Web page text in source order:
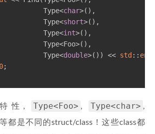
Type<
char>(),
Type<
short>(),
Type<
int>(),
Type<Foo>(),
Type<
double>()) << std ::
0;
性, Type<Foo> , Type<char> ,
等都是不同的struct/class！这些class都